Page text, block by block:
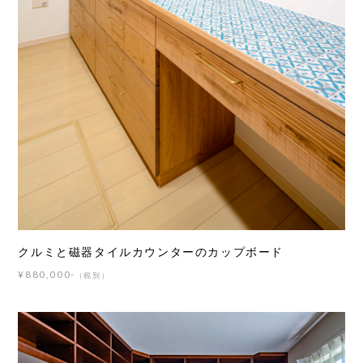
クルミと磁器タイルカウンターのカップボード
¥880,000- （税別）